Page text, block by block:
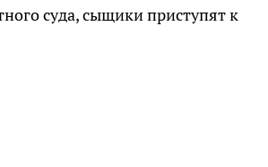
суда, сыщики приступят к